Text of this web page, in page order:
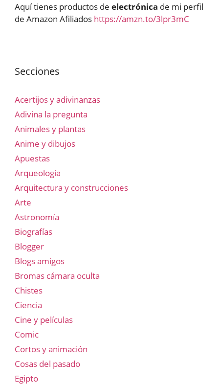
Aquí tienes productos de electrónica de mi perfil
de Amazon Afiliados https://amzn.to/3lpr3mC
Secciones
Acertijos y adivinanzas
Adivina la pregunta
Animales y plantas
Anime y dibujos
Apuestas
Arqueología
Arquitectura y construcciones
Arte
Astronomía
Biografías
Blogger
Blogs amigos
Bromas cámara oculta
Chistes
Ciencia
Cine y películas
Comic
Cortos y animación
Cosas del pasado
Egipto